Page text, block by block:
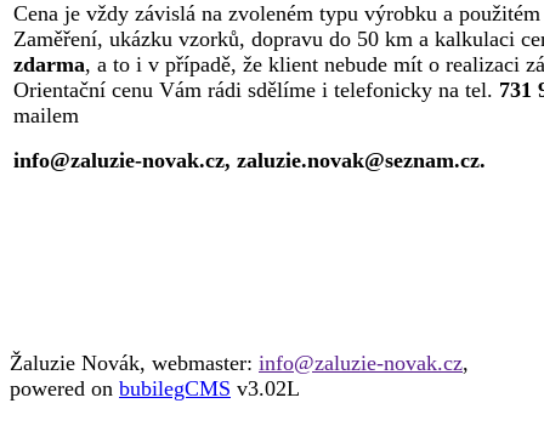
Cena je vždy závislá na zvoleném typu výrobku a
Zaměření, ukázku vzorků, dopravu do 50 km a kalkulaci
zdarma, a to i v případě, že klient nebude mít o realizaci
Orientační cenu Vám rádi sdělíme i telefonicky na tel. 731
mailem
info@zaluzie-novak.cz, zaluzie.novak@seznam.cz.
Žaluzie Novák, webmaster: info@zaluzie-novak.cz,
powered on bubilegCMS v3.02L